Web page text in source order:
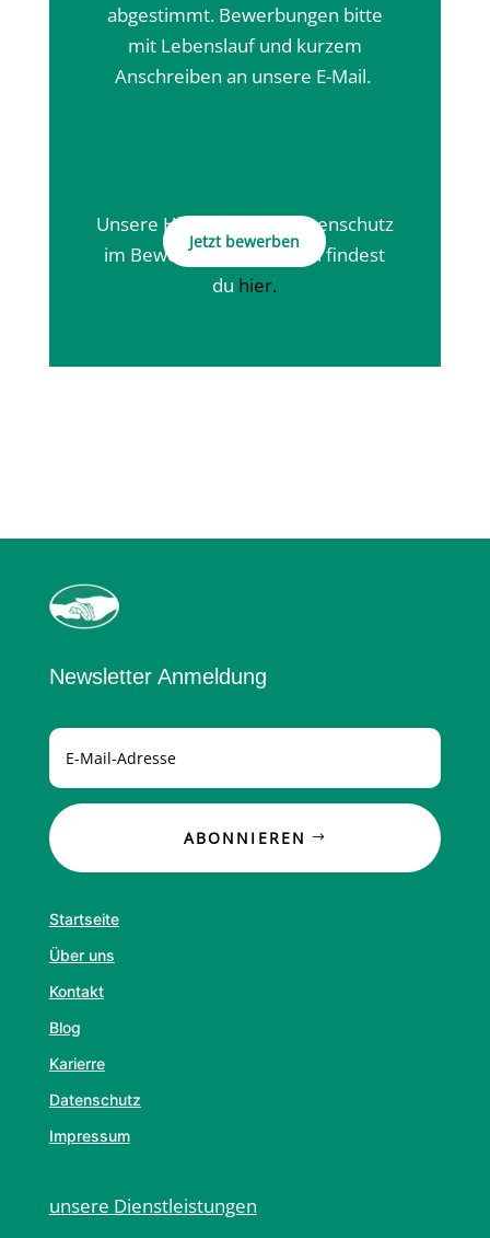
abgestimmt. Bewerbungen bitte
mit Lebenslauf und kurzem
Anschreiben an unsere E-Mail.
Unsere Hinweise zum Datenschutz
im Bewerbungsverfahren findest
du hier.
Jetzt bewerben
Newsletter Anmeldung
ABONNIEREN
Startseite
Über uns
Kontakt
Blog
Karierre
Datenschutz
Impressum
unsere Dienstleistungen